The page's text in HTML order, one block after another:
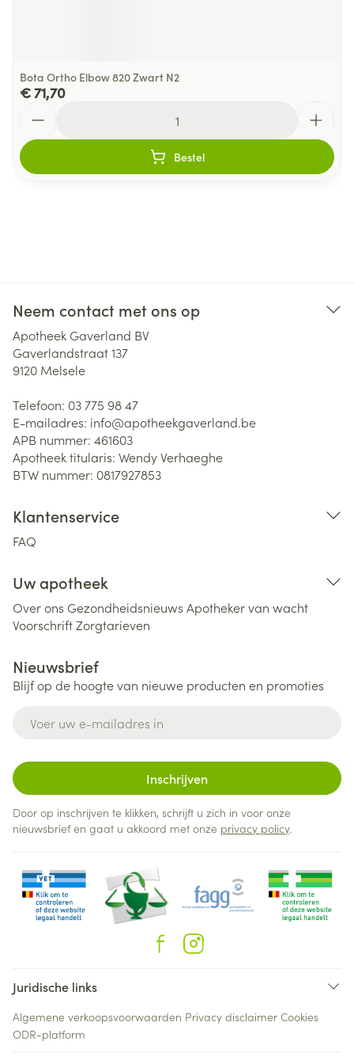
Bota Ortho Elbow 820 Zwart N2
€ 71,70
Bestel
Neem contact met ons op
Apotheek Gaverland BV
Gaverlandstraat 137
9120 Melsele
Telefoon: 03 775 98 47
E-mailadres: info@apotheekgaverland.be
APB nummer: 461603
Apotheek titularis: Wendy Verhaeghe
BTW nummer: 0817927853
Klantenservice
FAQ
Uw apotheek
Over ons Gezondheidsnieuws Apotheker van wacht
VoorschriftZorgtarieven
Nieuwsbrief
Blijf op de hoogte van nieuwe producten en promoties
Inschrijven
Door op inschrijven te klikken, schrijft u zich in voor onze
nieuwsbrief en gaat u akkoord met onze privacy policy.
Juridische links
Algemene verkoopsvoorwaarden Privacy disclaimer Cookies
ODR-platform